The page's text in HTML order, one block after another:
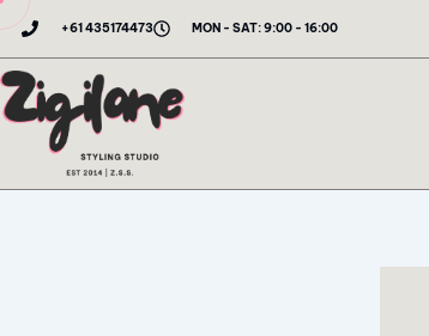
Skip
content
+61 435174473 MON - SAT: 9:00 - 16:00